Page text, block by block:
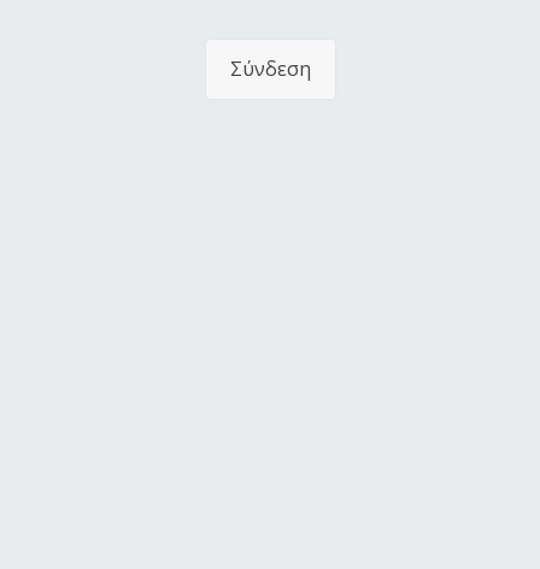
Σύνδεση